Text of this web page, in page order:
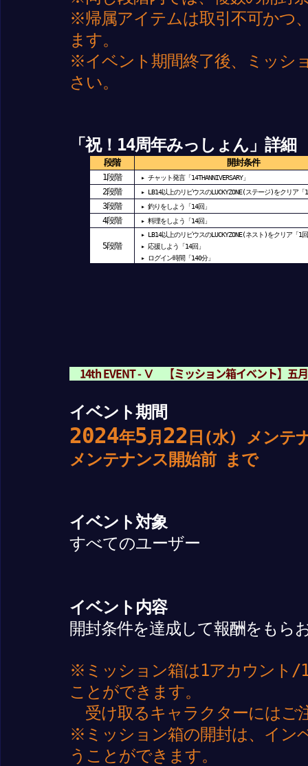
※帰属アイテムは取引不可かつ
ます。
※イベント期間終了後、ミッシ
さい。
「祝！14周年みっしょん」詳細
段階 開封条件
1段階 ▸ チャット発言「14THANNIVERSARY」
2段階 ▸ LB14以上のリピウスのLUCKYZONE(ステージ)をクリア「
3段階 ▸ 釣りをしよう「14回」
4段階 ▸ 料理をしよう「14回」
5段階
▸ LB14以上のリピウスのLUCKYZONE(ネスト)をクリア「1
▸ 応援しよう「14回」
▸ ログイン時間「140分」
14th EVENT - Ⅴ 【ミッション箱イベント】五
イベント期間
2024年5月 22 日(水) メンテ
メンテナンス開始前 まで
イベント対象
すべてのユーザー
イベント内容
開封条件を達成して報酬をもら
※ミッション箱は1アカウント/
ことができます。
受け取るキャラクターにはご
※ミッション箱の開封は、イン
うことができます。